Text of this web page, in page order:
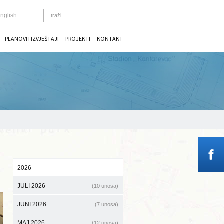
PLANOVI I IZVJEŠTAJI PROJEKTI KONTAKT
2026
JULI 2026 (10 unosa)
JUNI 2026 (7 unosa)